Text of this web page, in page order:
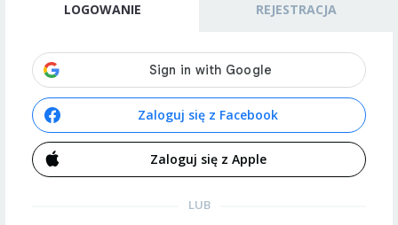
LOGOWANIE REJESTRACJA
Zaloguj się z Facebook
Zaloguj się z Apple
LUB